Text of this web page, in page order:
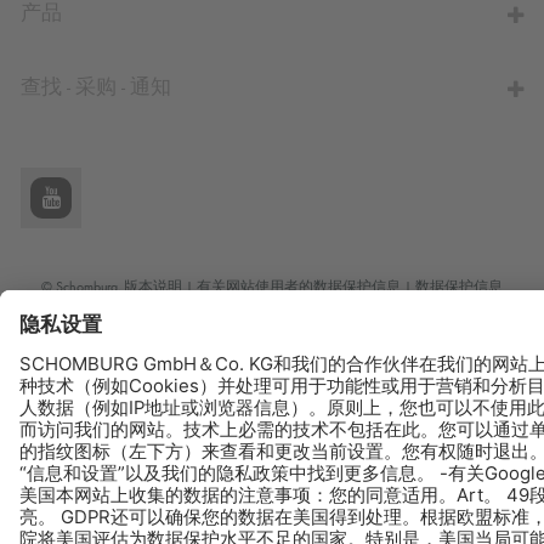
© Schomburg.版本说明|有关网站使用者的数据保护信息|数据保护信息